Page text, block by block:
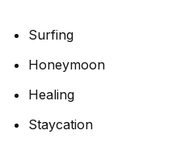
Surfing
Honeymoon
Healing
Staycation